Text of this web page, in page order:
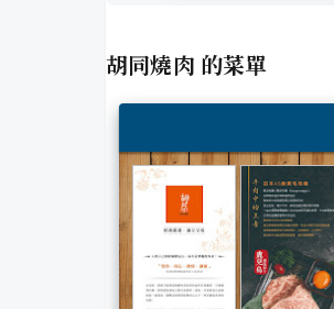
胡同燒肉 的菜單